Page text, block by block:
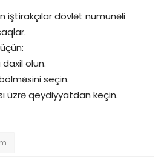
iştirakçılar dövlət nümunəli
daxil olun.
seçin.
üzrə qeydiyyatdan keçin.